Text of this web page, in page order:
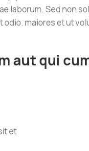
laborum. Sed non
odio. maiores et ut
aut qui
et